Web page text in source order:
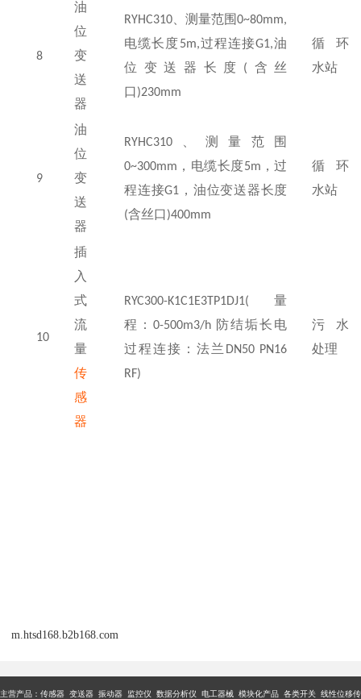
8
油
位
变
送
器
RYHC310、测量范围0~80mm,
电缆长度 5m,过程连接G1,油
位变送器长度 ( 含丝
口 )230mm
循环
水站
9
油
位
变
送
器
RYHC310 、测量范围
0~300mm ，电缆长度5m ，过
程连接G1 ，油位变送器长度
(含丝口 )400mm
循环
水站
10
插
入
式
流
量
传
感
器
RYC300-K1C1E3TP1DJ1( 量
程：0-500m3/h 防结垢长电
过程连接：法兰 DN50 PN16
RF)
污水
处理
m.htsd168.b2b168.com
主营产品：传感器 变送器 振动器 监控仪 数据分析仪 电工器械 模块化产品 各类开关 线性位移传